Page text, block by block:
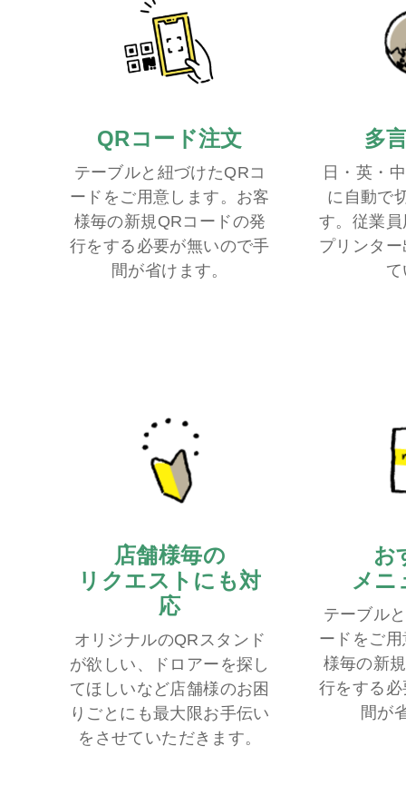
QRコード注文
テーブルと紐づけたQRコ
ードをご用意します。お客
様毎の新規QRコードの発
行をする必要が無いので手
間が省けます。
多
日・英・
に自動で
す。従業
プリンタ
店舗様毎の
リクエストにも対
応
オリジナルのQRスタンド
が欲しい、ドロアーを探し
てほしいなど店舗様のお困
りごとにも最大限お手伝い
をさせていただきます。
お
メニ
テーブル
ードをご
様毎の新
行をする
間が